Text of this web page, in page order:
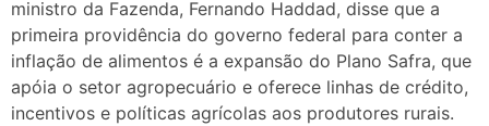
ministro da Fazenda, Fernando Haddad, disse que a
primeira providência do governo federal para conter a
inflação de alimentos é a expansão do Plano Safra, que
apóia o setor agropecuário e oferece linhas de crédito,
incentivos e políticas agrícolas aos produtores rurais.